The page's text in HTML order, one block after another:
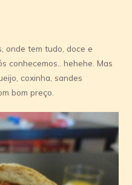
onde tem tudo, doce e
conhecemos.. hehehe. Mas
coxinha, sandes
bom preço.